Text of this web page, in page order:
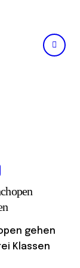
gehen
Klassen